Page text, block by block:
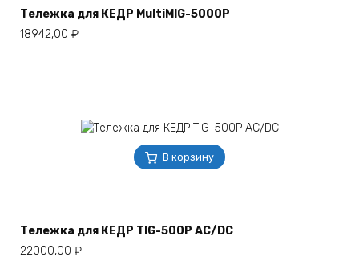
Тележка для КЕДР MultiMIG-5000P
18942,00 ₽
В корзину
Тележка для КЕДР TIG-500P AC/DC
22000,00 ₽